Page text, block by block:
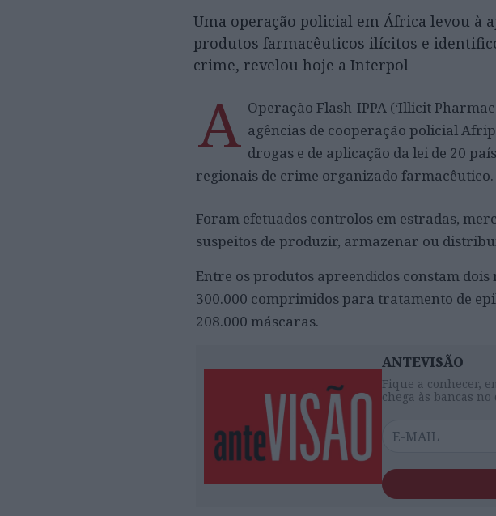
Uma operação policial em África levou à
produtos farmacêuticos ilícitos e
crime, revelou hoje a Interpol
A Operação Flash-IPPA (‘Illicit
agências de cooperação policial
drogas e de aplicação da lei de 20
regionais de crime organizado farmacêutico.
Foram efetuados controlos em estradas,
suspeitos de produzir, armazenar ou
Entre os produtos apreendidos constam
300.000 comprimidos para tratamento de
208.000 máscaras.
ANTEVISÃO
Fique a conhecer,
chega às bancas